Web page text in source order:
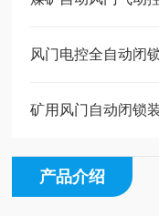
风门电控全自动闭
产品介绍